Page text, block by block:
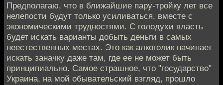
Предполагаю, что в ближайшие пару-тройку лет все
нелепости будут только усиливаться, вместе с
экономическими трудностями. С голодухи власть
будет искать варианты добыть деньги в самых
неестественных местах. Это как алкоголик начинает
искать заначку даже там, где ее не может быть
принципиально. Самое страшное, что "государство"
Украина, на мой обывательский взгляд, прошло